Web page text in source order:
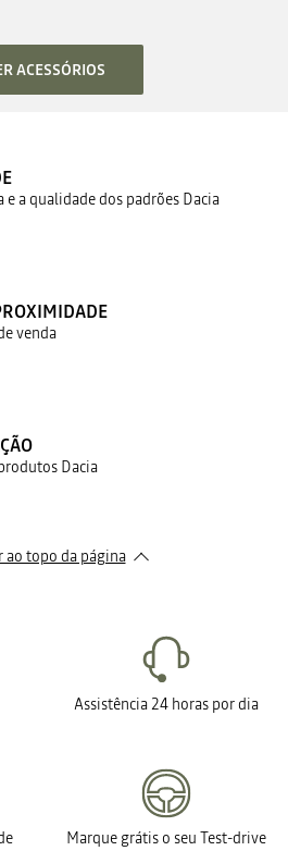
ACESSÓRIOS
e a qualidade dos padrões Dacia
venda
Dacia
ao topo da página
Assistência 24 horas por dia
Marque grátis o seu Test-drive